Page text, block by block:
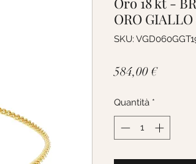
ORO
SKU:
584,00 €Prezzo
Quantità *